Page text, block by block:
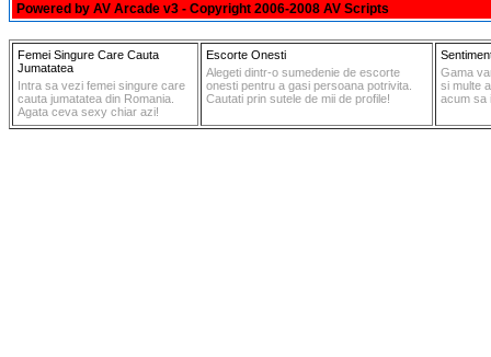
Powered by AV Arcade v3 - Copyright 2006-2008 AV Scripts
Femei Singure Care Cauta
Jumatatea
Intra sa vezi femei singure care
cauta jumatatea din Romania.
Agata ceva sexy chiar azi!
Escorte Onesti
Alegeti dintr-o sumedenie de escorte
onesti pentru a gasi persoana potrivita.
Cautati prin sutele de mii de profile!
Gama
si multe
acum sa